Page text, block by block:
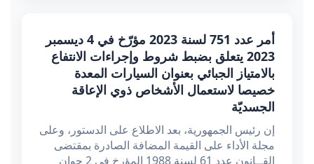
أمر عدد 751 لسنة 2023 مؤرّخ في 4 ديسمبر
2023 يتعلق بضبط شروط وإجراءات الانتفاع
بالامتياز الجبائي بعنوان السيارات المعدة
خصيصا لاستعمال الأشخاص ذوي الإعاقة
الجسديّة
إن رئيس الجمهورية، بعد الاطلاع على الدستور، وعلى
مجلة الأداء على القيمة المضافة الصادرة بمقتضى
القــانون عدد 61 لسنة 1988 المؤرخ في 2 جوان